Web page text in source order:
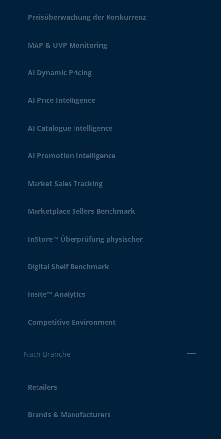
Preisüberwachung der Konkurrenz
MAP & UVP Monitoring
AI Dynamic Pricing
AI Price Intelligence
AI Catalogue Intelligence
AI Promotion Intelligence
Market Sales Tracking
Marketplace Sellers Benchmark
InStore™ Überprüfung physischer
Digital Shelf Benchmark
Insite™ Analytics
Competitive Environment
Nach Branche
Retailers
Brands & Manufacturers